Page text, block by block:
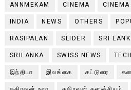
ANNMEKAM CINEMA CINEMA
INDIA NEWS OTHERS
RASIPALAN SLIDER SRI LANK
SRILANKA SWISS NEWS
இந்தியா இலங்கை கட்டுரை